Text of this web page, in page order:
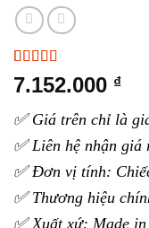
5.00trên 5
dựa trên
3
7.152.000 ₫
✅ Giá trên chỉ là
✅ Liên hệ nhận
✅ Đơn vị tính:
✅ Thương hiệu
✅ Xuất xứ: Made